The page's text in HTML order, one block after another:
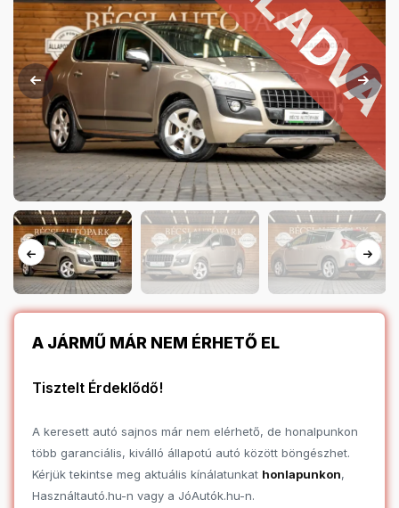
A JÁRMŰ MÁR NEM ÉRHETŐ EL
Tisztelt Érdeklődő!
A keresett autó sajnos már nem elérhető, de honalpunkon
több garanciális, kiválló állapotú autó között böngészhet.
Kérjük tekintse meg aktuális kínálatunkat honlapunkon,
Használtautó.hu-n vagy a JóAutók.hu-n.